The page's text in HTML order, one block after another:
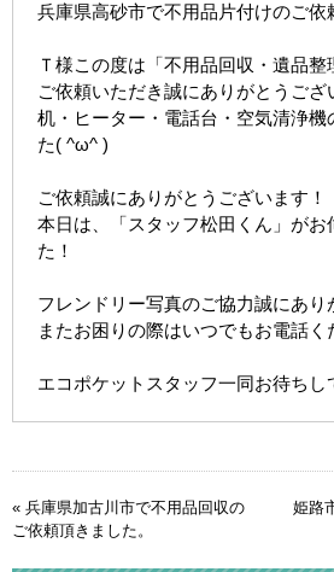
兵庫県高砂市で不用品片付けのご依
Ｔ様この度は「不用品回収・遺品整
ご依頼いただき誠にありがとうござ
机・ヒーター・電話台・空気清浄機
た( ^ω^ )
ご依頼誠にありがとうございます！
本日は、「スタッフ松田くん」がお
た！
フレンドリー写真のご協力誠にあり
またお困りの際はいつでもお電話
エコポケットスタッフ一同お待ちし
« 兵庫県加古川市で不用品回収の
ご依頼頂きました。
姫路